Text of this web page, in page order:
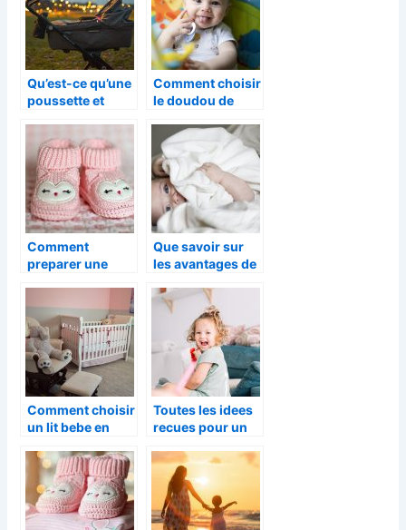
c’est ?
Qu’est-ce qu’une
poussette et
Comment choisir
le doudou de
Comment
preparer une
votre petit bout
de chou ?
Que savoir sur
les avantages de
pour les
enfants ?
Comment choisir
un lit bebe en
?
Toutes les idees
recues pour un
d’anniversaire
d’un enfant de
deux ans